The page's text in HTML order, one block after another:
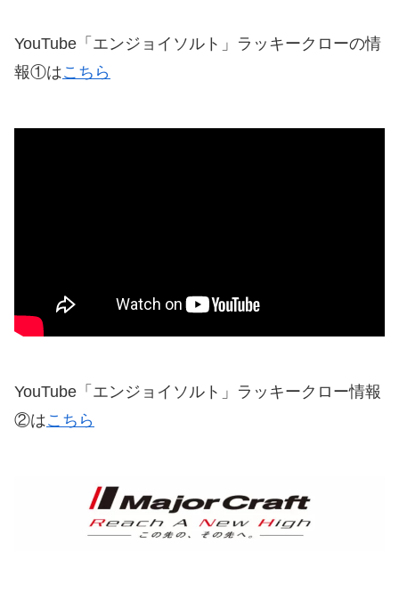
YouTube「エンジョイソルト」ラッキークローの情
報①はこちら
YouTube「エンジョイソルト」ラッキークロー情報
②はこちら